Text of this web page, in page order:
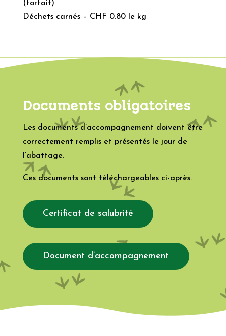
(forfait)
Déchets carnés – CHF 0.80 le kg
Documents obligatoires
Les documents d’accompagnement doivent être
correctement remplis et présentés le jour de
l’abattage.
Ces documents sont téléchargeables ci-après.
Certificat de salubrité
Document d’accompagnement